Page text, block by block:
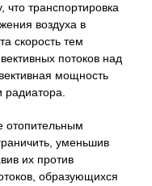
что транспортировка
воздуха в
скорость тем
потоков над
мощность
отопительным
уменьшив
их против
образующихся